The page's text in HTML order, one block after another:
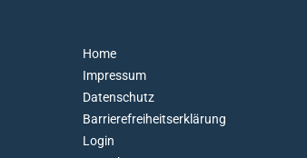
Home
Impressum
Datenschutz
Barrierefreiheitserklärung
Login